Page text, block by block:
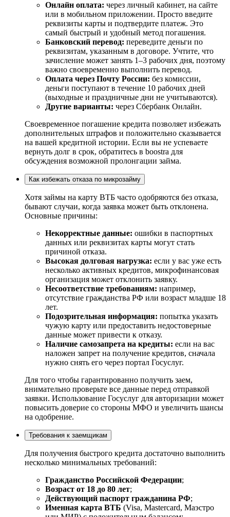
Онлайн оплата: через личный кабинет, на сайте
или в мобильном приложении. Просто введите
реквизиты карты и подтвердите платеж. Это
самый быстрый и удобный метод погашения.
Банковский перевод: переведите деньги по
реквизитам, указанным в договоре. Учтите, что
зачисление может занять 1–3 рабочих дня, поэтому
важно своевременно выполнить перевод.
Оплата через Почту России: без комиссии,
деньги поступают в течение 10 рабочих дней
(выходные и праздничные дни не учитываются).
Другие варианты: через Сбербанк Онлайн.
Своевременное погашение кредита позволяет избежать
дополнительных штрафов и положительно сказывается
на вашей кредитной истории. Если вы не успеваете
вернуть долг в срок, обратитесь в boostra для
обсуждения возможной пролонгации займа.
Как избежать отказа по микрозайму
Хотя займы на карту ВТБ часто одобряются без отказа,
бывают случаи, когда заявка может быть отклонена.
Основные причины:
Некорректные данные: ошибки в паспортных
данных или реквизитах карты могут стать
причиной отказа.
Высокая долговая нагрузка: если у вас уже есть
несколько активных кредитов, микрофинансовая
организация может отклонить заявку.
Несоответствие требованиям: например,
отсутствие гражданства РФ или возраст младше 18
лет.
Подозрительная информация: попытка указать
чужую карту или предоставить недостоверные
данные может привести к отказу.
Наличие самозапрета на кредиты: если на вас
наложен запрет на получение кредитов, сначала
нужно снять его через портал Госуслуг.
Для того чтобы гарантированно получить заем,
внимательно проверьте все данные перед отправкой
заявки. Использование Госуслуг для авторизации может
повысить доверие со стороны МФО и увеличить шансы
на одобрение.
Требования к заемщикам
Для получения быстрого кредита достаточно выполнить
несколько минимальных требований:
Гражданство Российской Федерации;
Возраст от 18 до 80 лет;
Действующий паспорт гражданина РФ;
Именная карта ВТБ (Visa, Mastercard, Маэстро